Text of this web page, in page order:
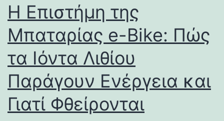
Η Επιστήμη της
Μπαταρίας e-Bike: Πώς
τα Ιόντα Λιθίου
Παράγουν Ενέργεια και
Γιατί Φθείρονται